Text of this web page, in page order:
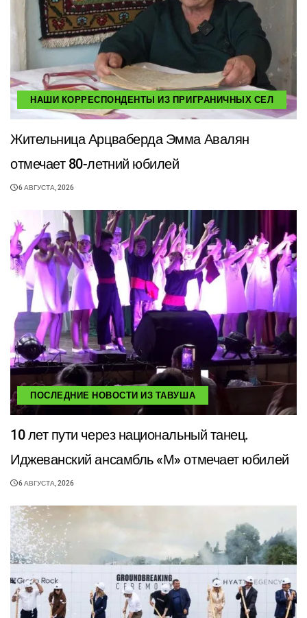
НАШИ КОРРЕСПОНДЕНТЫ ИЗ ПРИГРАНИЧНЫХ СЕЛ
Жительница Арцваберда Эмма Авалян
отмечает 80-летний юбилей
6 АВГУСТА, 2026
ПОСЛЕДНИЕ НОВОСТИ ИЗ ТАВУША
10 лет пути через национальный танец.
Иджеванский ансамбль «М» отмечает юбилей
6 АВГУСТА, 2026